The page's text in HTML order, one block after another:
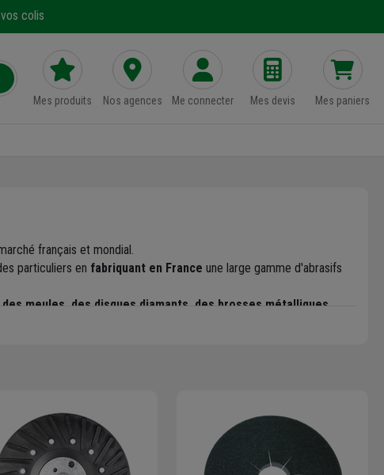
colis
Mes produits Nos agences Me connecter Mes devis Mes paniers
français et mondial.
particuliers en fabriquant en France une large gamme d'abrasifs
meules, des disques diamants, des brosses métalliques